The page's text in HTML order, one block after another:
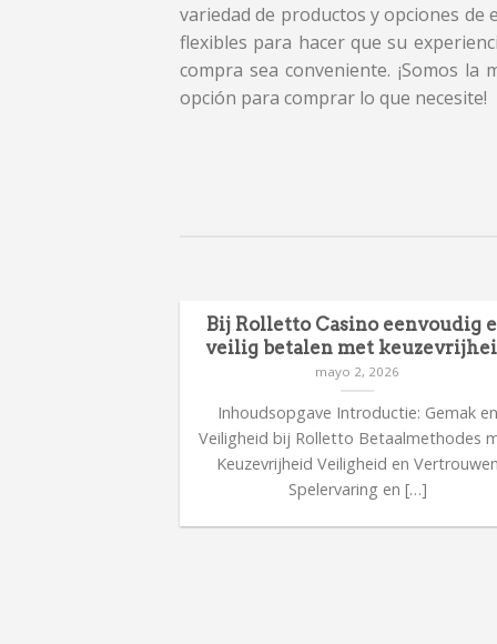
variedad de productos y opciones de
flexibles para hacer que su
compra sea conveniente. ¡Somos la
opción para comprar lo que necesite!
Bij Rolletto Casino eenvoudig
veilig betalen met
mayo 2, 2026
Inhoudsopgave Introductie: Gemak en
Veiligheid bij Rolletto Betaalmethodes
Keuzevrijheid Veiligheid en
Spelervaring en […]